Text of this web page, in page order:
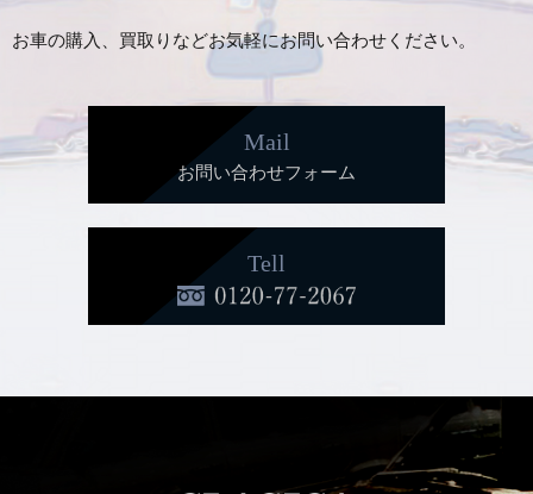
お車の購入、買取りなどお気軽にお問い合わせください。
Mail
お問い合わせフォーム
Tell